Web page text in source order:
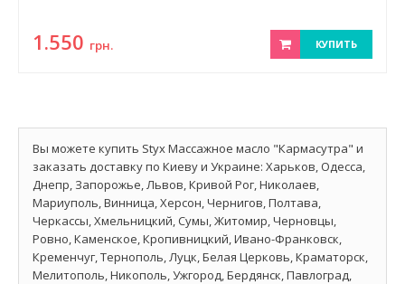
1.550 грн. КУПИТЬ
Вы можете купить Styx Массажное масло "Кармасутра" и
заказать доставку по Киеву и Украине: Харьков, Одесса,
Днепр, Запорожье, Львов, Кривой Рог, Николаев,
Мариуполь, Винница, Херсон, Чернигов, Полтава,
Черкассы, Хмельницкий, Сумы, Житомир, Черновцы,
Ровно, Каменское, Кропивницкий, Ивано-Франковск,
Кременчуг, Тернополь, Луцк, Белая Церковь, Краматорск,
Мелитополь, Никополь, Ужгород, Бердянск, Павлоград,